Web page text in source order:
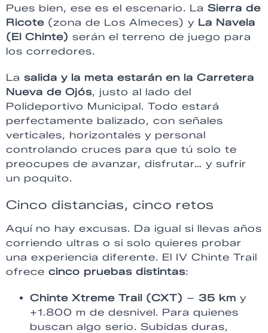
Pues bien, ese es el escenario. La Sierra de
Ricote (zona de Los Almeces) y La Navela
(El Chinte) serán el terreno de juego para
los corredores.
La salida y la meta estarán en la Carretera
Nueva de Ojós, justo al lado del
Polideportivo Municipal. Todo estará
perfectamente balizado, con señales
verticales, horizontales y personal
controlando cruces para que tú solo te
preocupes de avanzar, disfrutar… y sufrir
un poquito.
Cinco distancias, cinco retos
Aquí no hay excusas. Da igual si llevas años
corriendo ultras o si solo quieres probar
una experiencia diferente. El IV Chinte Trail
ofrece cinco pruebas distintas:
Chinte Xtreme Trail (CXT) – 35 km y
+1.800 m de desnivel. Para quienes
buscan algo serio. Subidas duras,